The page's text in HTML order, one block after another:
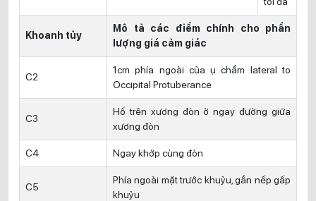
Khoanh tủy
Mô tả các điểm chính cho phần
lượng giá cảm giác
C2
1cm phía ngoài của ụ chẩm lateral to
Occipital Protuberance
C3
Hố trên xương đòn ở ngay đường giữa
xương đòn
C4 Ngay khớp cùng đòn
C5
Phía ngoài mặt trước khuỷu, gần nếp gấp
khuỷu